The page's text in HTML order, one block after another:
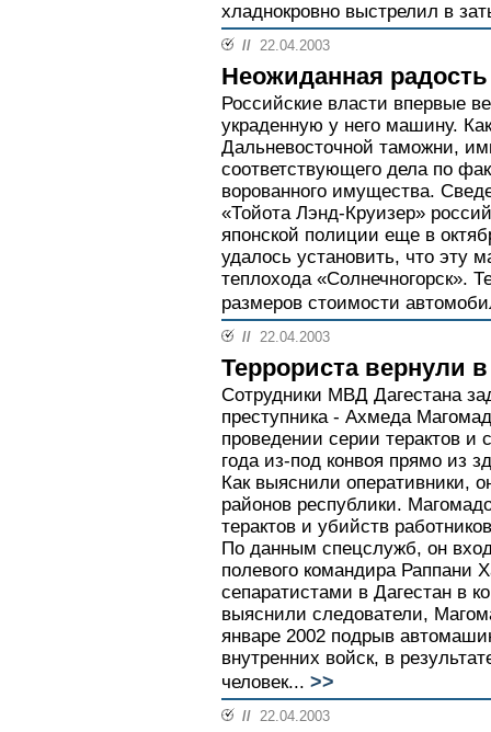
хладнокровно выстрелил в
// 22.04.2003
Неожиданная
Российские власти впервые
украденную у него машину.
Дальневосточной таможни,
соответствующего дела по
ворованного имущества.
«Тойота Лэнд-Круизер»
японской полиции еще в
удалось установить, что эту
теплохода «Солнечногорск».
размеров стоимости
// 22.04.2003
Террориста вернули
Сотрудники МВД Дагестана
преступника - Ахмеда
проведении серии терактов и
года из-под конвоя прямо из
Как выяснили оперативники,
районов республики.
терактов и убийств
По данным спецслужб, он
полевого командира Раппани
сепаратистами в Дагестан в
выяснили следователи,
январе 2002 подрыв
внутренних войск, в
человек... >>
// 22.04.2003